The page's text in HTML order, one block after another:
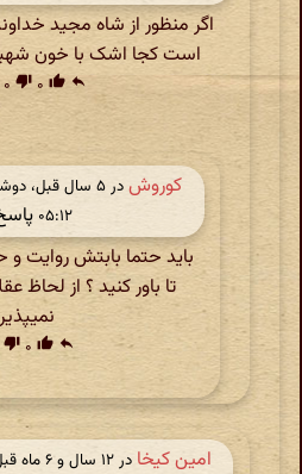
اگر منظور از شاه مجید
است کجا اشک با خون
reply
thumb_up ۰ thumb_down ۰
کوروش
۰۵:۱۲
باید حتما بابتش روایت
تا باور کنید ؟ از لحاظ
reply
thumb_up ۰ thumb_down
امین کیخا